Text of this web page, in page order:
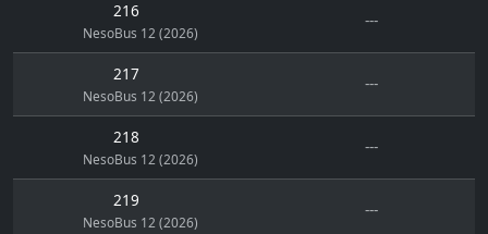
216
NesoBus 12 (2026)
---
217
NesoBus 12 (2026)
---
218
NesoBus 12 (2026)
---
219
NesoBus 12 (2026)
---